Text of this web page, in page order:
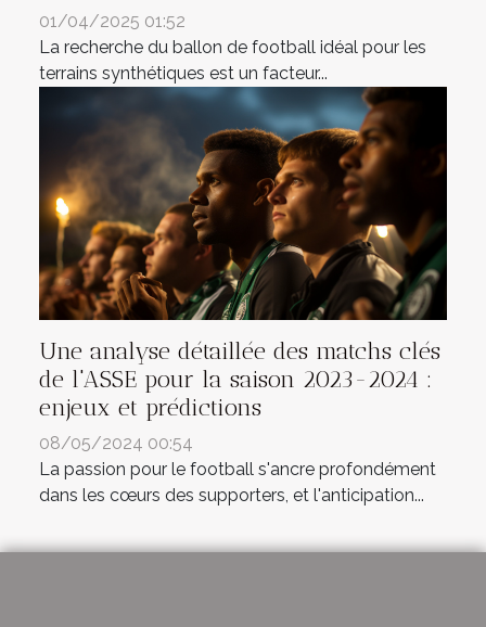
01/04/2025 01:52
La recherche du ballon de football idéal pour les
terrains synthétiques est un facteur...
Une analyse détaillée des matchs clés
de l'ASSE pour la saison 2023-2024 :
enjeux et prédictions
08/05/2024 00:54
La passion pour le football s'ancre profondément
dans les cœurs des supporters, et l'anticipation...